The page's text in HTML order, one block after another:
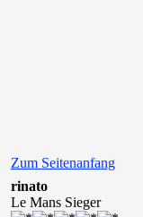
Zum Seitenanfang
rinato
Le Mans Sieger